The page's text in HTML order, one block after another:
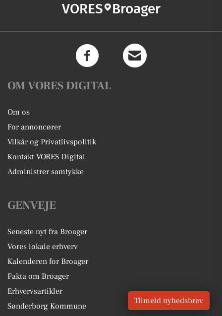
VORES Broager
OM VORES DIGITAL
Om os
For annoncører
Vilkår og Privatlivspolitik
Kontakt VORES Digital
Administrer samtykke
GENVEJE
Seneste nyt fra Broager
Vores lokale erhverv
Kalenderen for Broager
Fakta om Broager
Erhvervsartikler
Sønderborg Kommune
Tilmeld nyhedsbrev